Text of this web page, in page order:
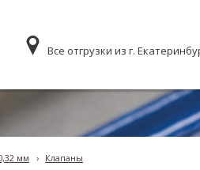
Все отгрузки из г.
мм ›
Клапаны